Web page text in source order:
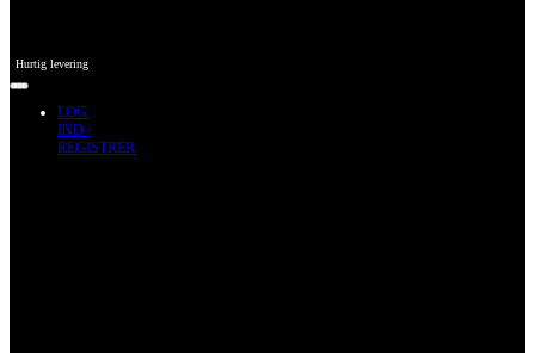
Hurtig levering
LOG
IND /
REGISTRER